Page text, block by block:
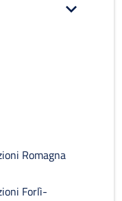
Romagna
Forlì-